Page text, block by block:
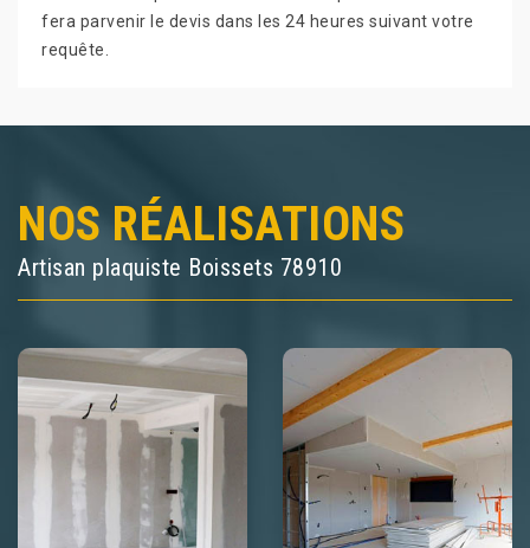
fera parvenir le devis dans les 24 heures suivant votre
requête.
NOS RÉALISATIONS
Artisan plaquiste Boissets 78910